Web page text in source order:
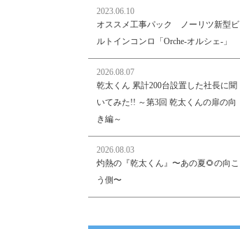
2023.06.10
オススメ工事パック ノーリツ新型ビ
ルトインコンロ「Orche-オルシェ-」
2026.08.07
乾太くん 累計200台設置した社長に聞
いてみた!! ～第3回 乾太くんの扉の向
き編～
2026.08.03
灼熱の『乾太くん』〜あの夏🌻の向こ
う側〜